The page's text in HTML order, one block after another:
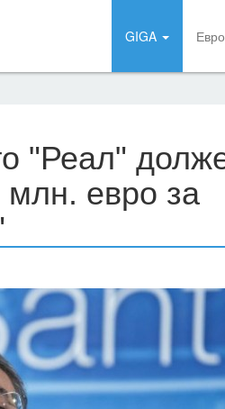
GIGA
"Реал"
млн. евро за